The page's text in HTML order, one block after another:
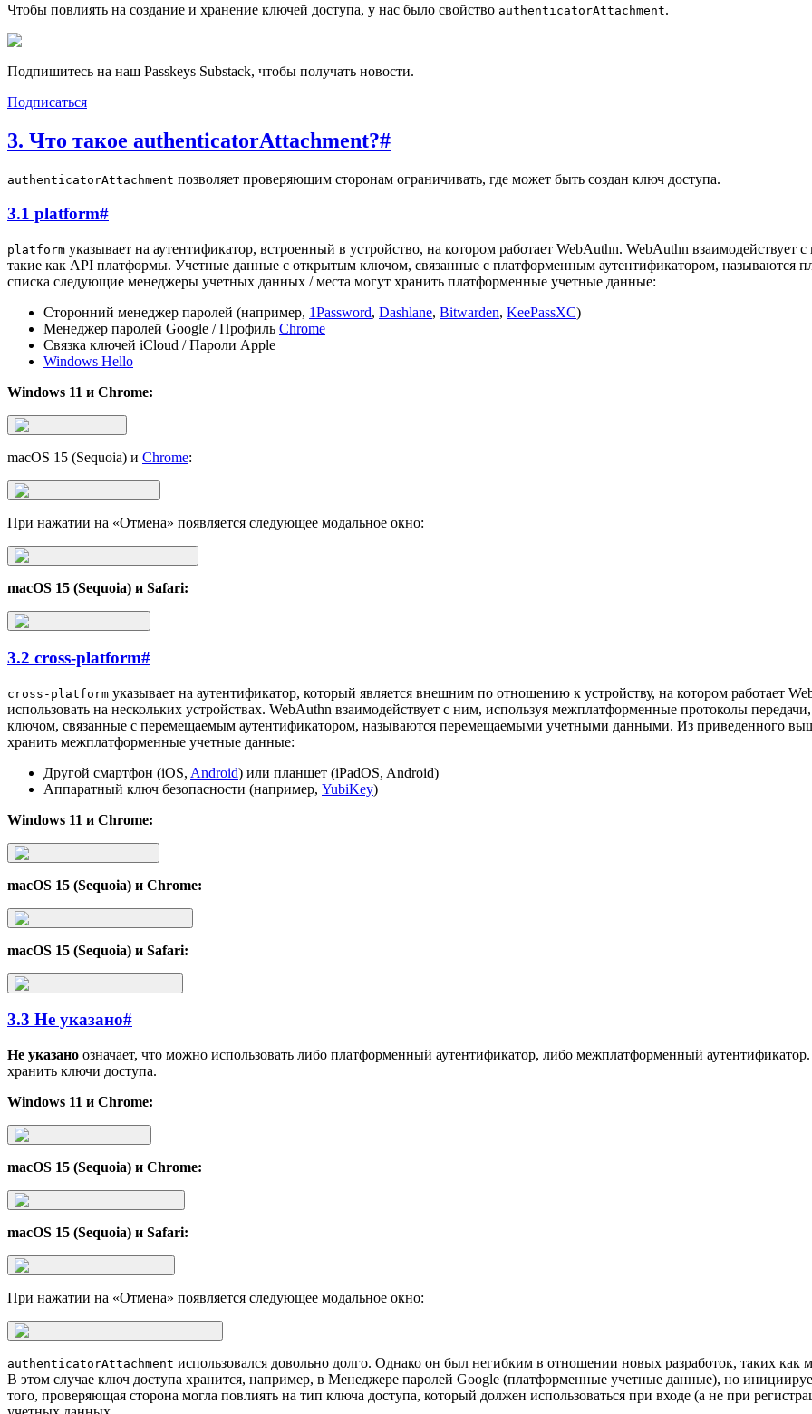
Чтобы повлиять на создание и хранение ключей доступа, у нас было свойство authenticatorAttachment.
Подпишитесь на наш Passkeys Substack, чтобы получать новости.
Подписаться
3. Что такое authenticatorAttachment?#
authenticatorAttachment позволяет проверяющим сторонам ограничивать, где может быть создан ключ доступа.
3.1 platform#
platform указывает на аутентификатор, встроенный в устройство, на котором работает WebAuthn. WebAuthn
такие как API платформы. Учетные данные с открытым ключом, связанные с платформенным аутентификатором,
списка следующие менеджеры учетных данных / места могут хранить платформенные учетные данные:
Сторонний менеджер паролей (например, 1Password, Dashlane, Bitwarden, KeePassXC)
Менеджер паролей Google / Профиль Chrome
Связка ключей iCloud / Пароли Apple
Windows Hello
Windows 11 и Chrome:
macOS 15 (Sequoia) и Chrome:
При нажатии на «Отмена» появляется следующее модальное окно:
macOS 15 (Sequoia) и Safari:
3.2 cross-platform#
cross-platform указывает на аутентификатор, который является внешним по отношению к устройству, на котором работает
использовать на нескольких устройствах. WebAuthn взаимодействует с ним, используя межплатформенные протоколы
ключом, связанные с перемещаемым аутентификатором, называются перемещаемыми учетными данными. Из приведенного
хранить межплатформенные учетные данные:
Другой смартфон (iOS, Android) или планшет (iPadOS, Android)
Аппаратный ключ безопасности (например, YubiKey)
Windows 11 и Chrome:
macOS 15 (Sequoia) и Chrome:
macOS 15 (Sequoia) и Safari:
3.3 Не указано#
Не указано означает, что можно использовать либо платформенный аутентификатор, либо межплатформенный
хранить ключи доступа.
Windows 11 и Chrome:
macOS 15 (Sequoia) и Chrome:
macOS 15 (Sequoia) и Safari:
При нажатии на «Отмена» появляется следующее модальное окно:
authenticatorAttachment использовался довольно долго. Однако он был негибким в отношении новых разработок, таких
В этом случае ключ доступа хранится, например, в Менеджере паролей Google (платформенные учетные данные), но
того, проверяющая сторона могла повлиять на тип ключа доступа, который должен использоваться при входе (а не при